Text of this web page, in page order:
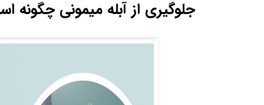
جلوگیری از آبله میمونی چگونه